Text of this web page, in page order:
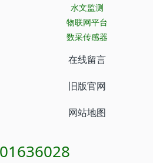
水文监测
物联网平台
数采传感器
在线留言
旧版官网
网站地图